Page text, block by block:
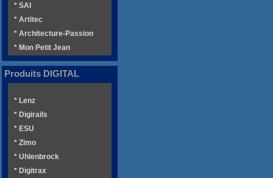
* SAI
* Artitec
* Architecture-Passion
* Mon Petit Jean
Produits DIGITAL
* Lenz
* Digirails
* ESU
* Zimo
* Uhlenbrock
* Digitrax